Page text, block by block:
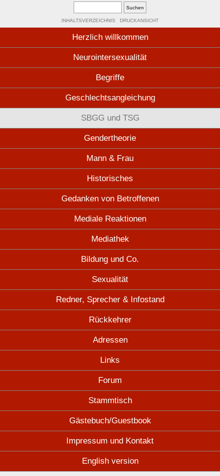
INHALTSVERZEICHNIS DRUCKANSICHT
Herzlich willkommen
Neurointersexualität
Begriffe
Geschlechtsangleichung
SBGG und TSG
Gendertheorie
Mann & Frau
Historisches
Gedanken von Betroffenen
Mediale Reaktionen
Mediathek
Bildung und Co.
Sexualität
Redner, Sprecher & Infostand
Rückkehrer
Adressen
Links
Forum
Stammtisch
Gästebuch/Guestbook
Impressum und Kontakt
English version